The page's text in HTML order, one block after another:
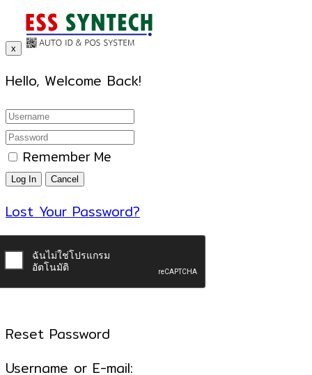
x
Hello, Welcome Back!
Remember Me
Lost Your Password?
Reset Password
Username or E-mail: